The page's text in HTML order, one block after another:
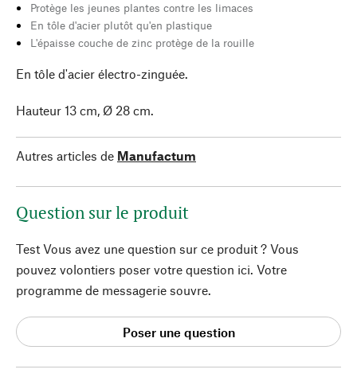
Protège les jeunes plantes contre les limaces
En tôle d'acier plutôt qu'en plastique
L'épaisse couche de zinc protège de la rouille
En tôle d'acier électro-zinguée.
Hauteur 13 cm, Ø 28 cm.
Autres articles de Manufactum
Question sur le produit
Test Vous avez une question sur ce produit ? Vous
pouvez volontiers poser votre question ici. Votre
programme de messagerie souvre.
Poser une question